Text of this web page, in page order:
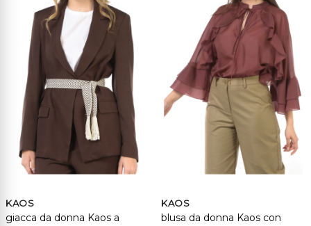
KAOS
giacca da donna Kaos a
KAOS
blusa da donna Kaos con